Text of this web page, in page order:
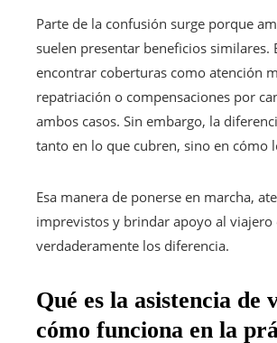
Parte de la confusión surge porque
suelen presentar beneficios similares.
encontrar coberturas como atención
repatriación o compensaciones por
ambos casos. Sin embargo, la
tanto en lo que cubren, sino en cómo
Esa manera de ponerse en marcha,
imprevistos y brindar apoyo al viajero
verdaderamente los diferencia.
Qué es la asistencia de
cómo funciona en la